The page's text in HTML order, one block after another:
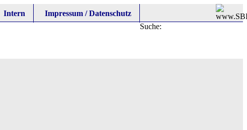
Intern
Impressum / Datenschutz
Suche: